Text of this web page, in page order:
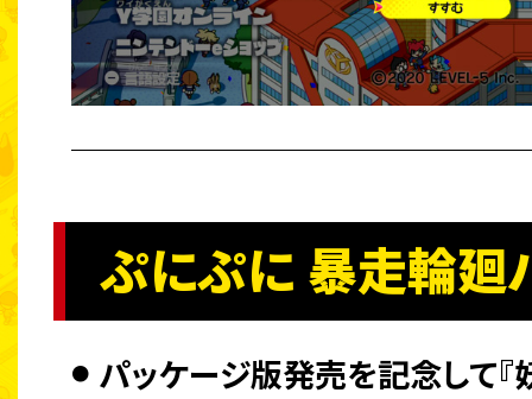
ぷにぷに 暴走輪廻
パッケージ版発売を記念して『